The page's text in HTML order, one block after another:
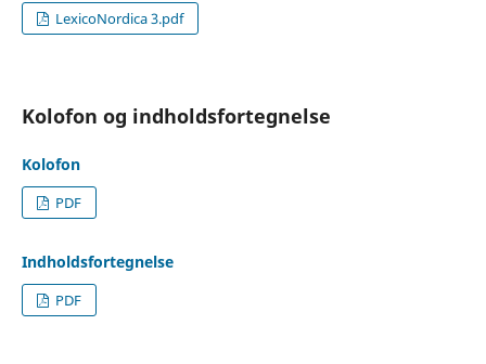
LexicoNordica 3.pdf
Kolofon og indholdsfortegnelse
Kolofon
PDF
Indholdsfortegnelse
PDF